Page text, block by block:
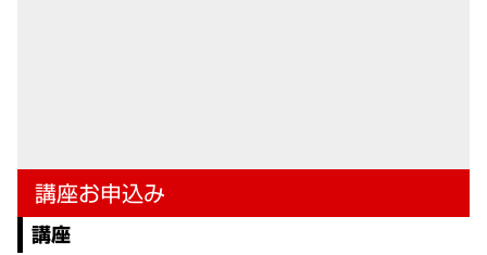
講座お申込み
講座